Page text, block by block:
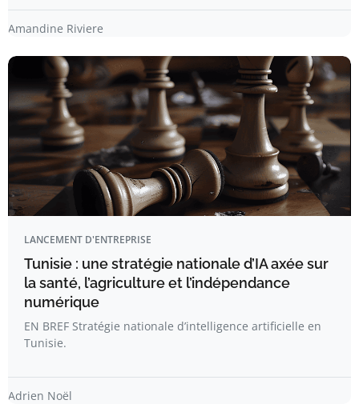
Amandine Riviere
LANCEMENT D'ENTREPRISE
Tunisie : une stratégie nationale d’IA axée sur
la santé, l’agriculture et l’indépendance
numérique
EN BREF Stratégie nationale d’intelligence artificielle en
Tunisie.
Adrien Noël